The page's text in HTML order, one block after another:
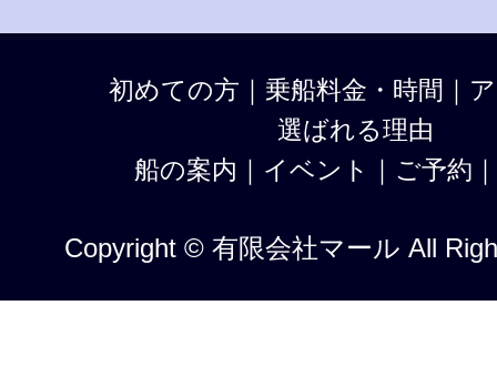
初めての方 ｜ 乗船料金・時間 ｜
選ばれる理由
船の案内 ｜ イベント ｜ ご予約 ｜
Copyright © 有限会社マール All